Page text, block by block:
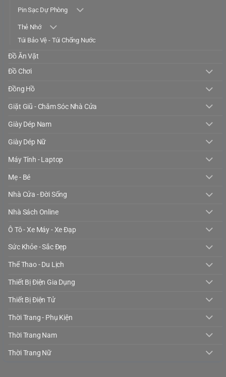
Pin Sạc Dự Phòng
Thẻ Nhớ
Túi Bảo Vệ - Túi Chống Nước
Đồ Ăn Vặt
Đồ Chơi
Đồng Hồ
Giặt Giũ - Chăm Sóc Nhà Cửa
Giày Dép Nam
Giày Dép Nữ
Máy Tính - Laptop
Mẹ - Bé
Nhà Cửa - Đời Sống
Nhà Sách Online
Ô Tô - Xe Máy - Xe Đạp
Sức Khỏe - Sắc Đẹp
Thể Thao - Du Lịch
Thiết Bị Điện Gia Dụng
Thiết Bị Điện Tử
Thời Trang - Phụ Kiện
Thời Trang Nam
Thời Trang Nữ